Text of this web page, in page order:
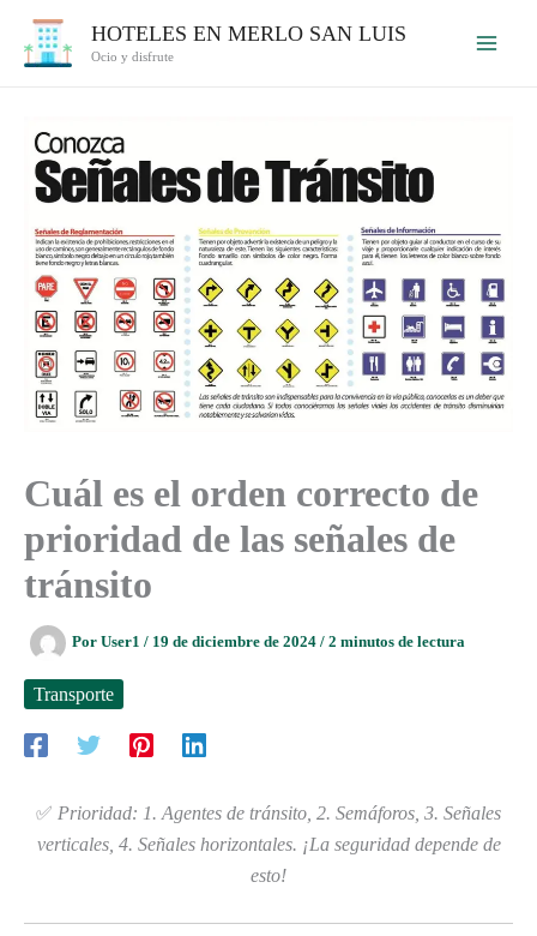
HOTELES EN MERLO SAN LUIS
Ocio y disfrute
Cuál es el orden correcto de
prioridad de las señales de
tránsito
Por User1 / 19 de diciembre de 2024 / 2 minutos de lectura
Transporte
✅ Prioridad: 1. Agentes de tránsito, 2. Semáforos, 3. Señales
verticales, 4. Señales horizontales. ¡La seguridad depende de
esto!